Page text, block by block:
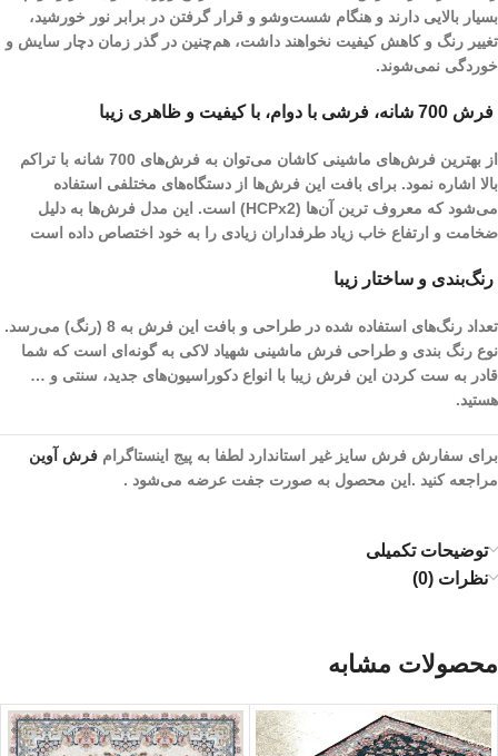
بسیار بالایی دارند و هنگام شست‌و‌شو و قرار گرفتن در برابر نور خورشید،
تغییر رنگ و کاهش کیفیت نخواهند داشت، هم‌چنین در گذر زمان دچار سایش و
خوردگی نمی‌شوند.
فرش 700 شانه، فرشی با دوام، با کیفیت و ظاهری زیبا
از بهترین فرش‌های ماشینی کاشان می‌توان به فرش‌های 700 شانه با تراکم
بالا اشاره نمود. برای بافت این فرش‌ها از دستگاه‌های مختلفی استفاده
می‌شود که معروف ترین آن‌ها (HCPx2) است. این مدل فرش‌ها به دلیل
ضخامت و ارتفاع خاب زیاد طرفداران زیادی را به خود اختصاص داده است
رنگ‌بندی و ساختار زیبا
تعداد رنگ‌های استفاده شده در طراحی و بافت این فرش به 8 (رنگ) می‌رسد.
نوع رنگ بندی و طراحی فرش ماشینی شهیاد لاکی به گونه‌ای است که شما
قادر به ست کردن این فرش زیبا با انواع دکوراسیون‌های جدید، سنتی و …
هستید.
برای سفارش فرش سایز غیر استاندارد لطفا به پیج اینستاگرام فرش آوین
مراجعه کنید .این محصول به صورت جفت عرضه می‌شود .
توضیحات تکمیلی
نظرات (0)
محصولات مشابه